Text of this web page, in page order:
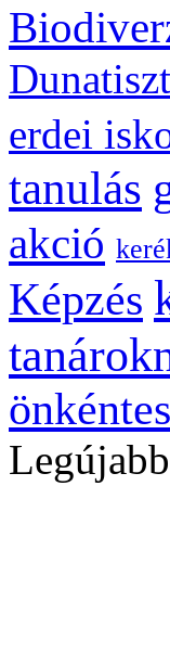
erdei
tanulás
akció
Képzés